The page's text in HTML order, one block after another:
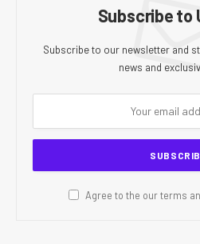
Subscribe to
Subscribe to our newsletter and
news and
Agree to the our terms